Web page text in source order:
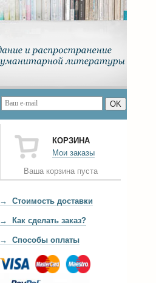
OK
КОРЗИНА
Мои заказы
Ваша корзина пуста
→ Стоимость доставки
→ Как сделать заказ?
→ Способы оплаты